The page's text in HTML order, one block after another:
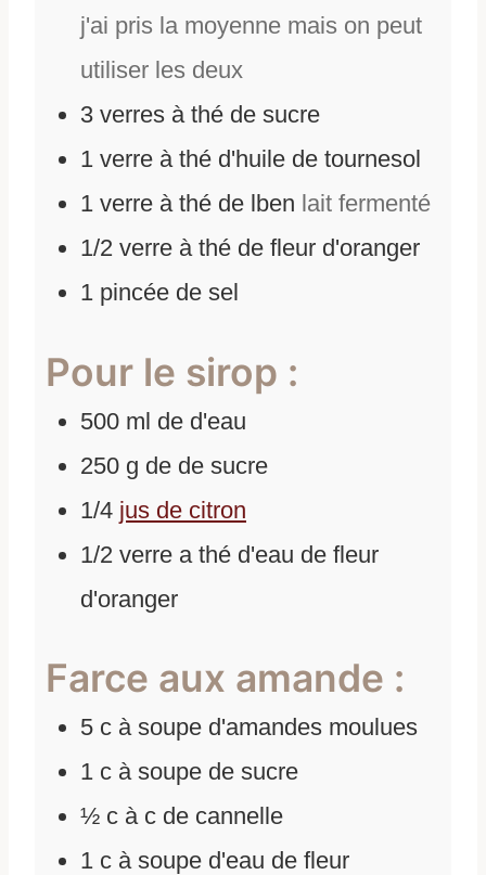
j'ai pris la moyenne mais on peut
utiliser les deux
3 verres à thé de sucre
1 verre à thé d'huile de tournesol
1 verre à thé de lben lait fermenté
1/2 verre à thé de fleur d'oranger
1 pincée de sel
Pour le sirop :
500 ml de d'eau
250 g de de sucre
1/4 jus de citron
1/2 verre a thé d'eau de fleur
d'oranger
Farce aux amande :
5 c à soupe d'amandes moulues
1 c à soupe de sucre
½ c à c de cannelle
1 c à soupe d'eau de fleur